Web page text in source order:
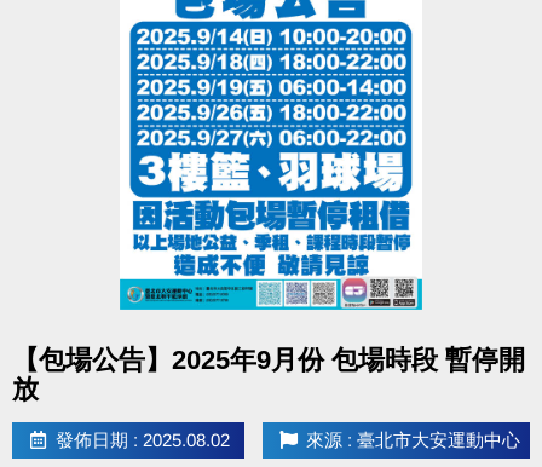
※進場請遵守泳池、體適能場館管理規範。
※本活動不得與其他優惠活動合併使用。
【包場公告】2025年9月份 包場時段 暫停開
放
發佈日期 : 2025.08.02 來源 : 臺北市大安運動中心